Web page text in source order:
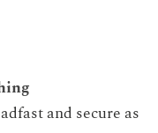
and secure as